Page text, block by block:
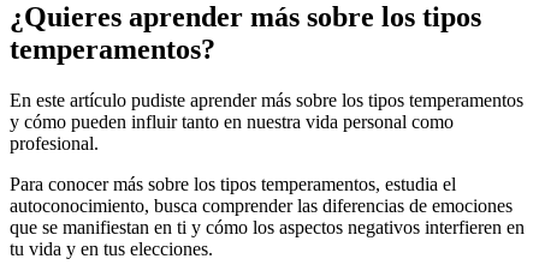
¿Quieres aprender más sobre los tipos
temperamentos?
En este artículo pudiste aprender más sobre los tipos temperamentos
y cómo pueden influir tanto en nuestra vida personal como
profesional.
Para conocer más sobre los tipos temperamentos, estudia el
autoconocimiento, busca comprender las diferencias de emociones
que se manifiestan en ti y cómo los aspectos negativos interfieren en
tu vida y en tus elecciones.